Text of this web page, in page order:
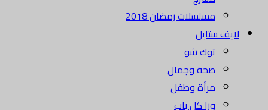
مسلسلات رمضان 2018
لايف ستايل
توك شو
صحة وجمال
مرأة وطفل
ورا كل باب